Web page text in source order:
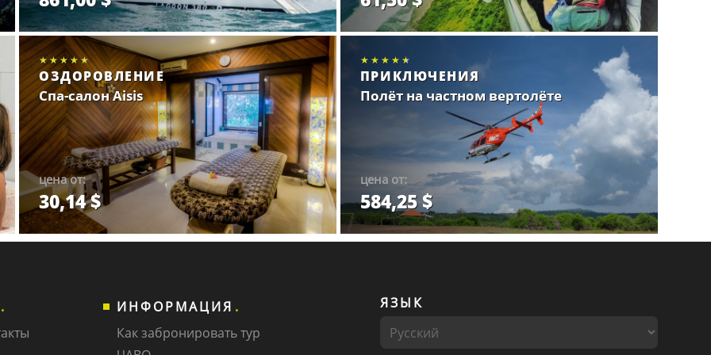
Забронировать. Забронировать.
★★★★★
★★★★★
★★★★★
ОЗДОРОВЛЕНИЕ
Спа-салон Aisis
цена от:
30,14 $
Забронировать.
★★★★★
★★★★★
★★★★★
ПРИКЛЮЧЕНИЯ
Полёт на частном вертолёте
цена от:
584,25 $
Забронировать.
ИНФОРМАЦИЯ
Как забронировать тур
ЯЗЫК